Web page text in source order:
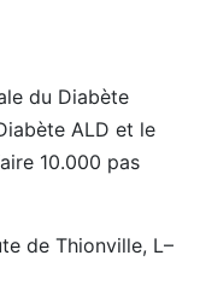
du Diabète
ALD et le
10.000 pas
de Thionville, L–